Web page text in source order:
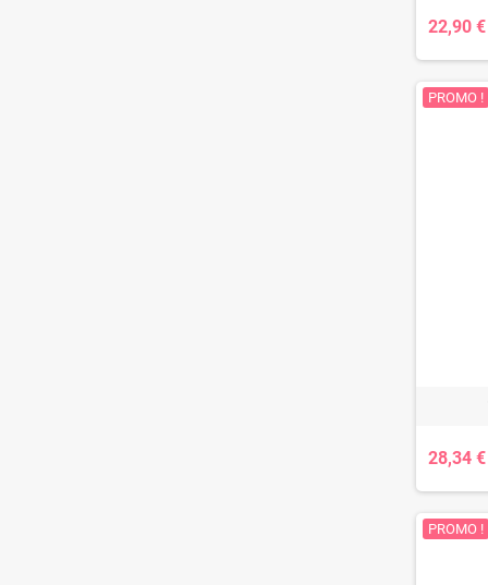
22,90 €
PROMO !
28,34 €
PROMO !